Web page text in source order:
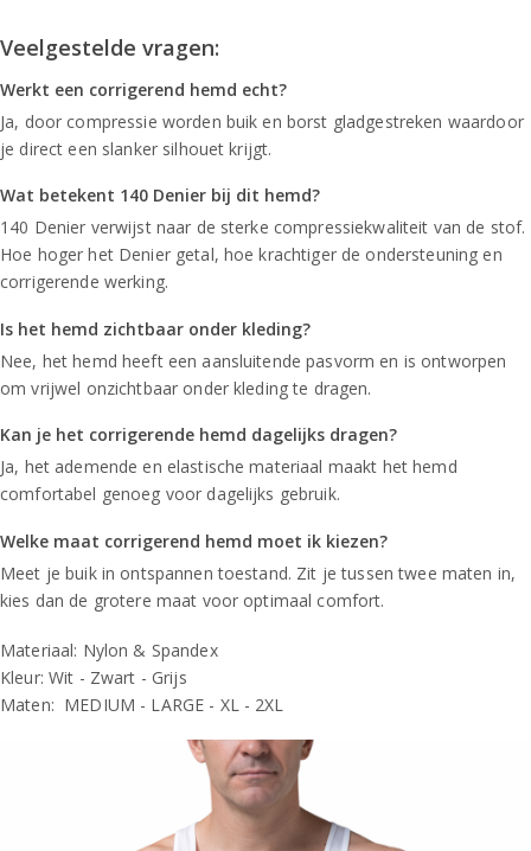
Veelgestelde vragen:
Werkt een corrigerend hemd echt?
Ja, door compressie worden buik en borst gladgestreken waardoor
je direct een slanker silhouet krijgt.
Wat betekent 140 Denier bij dit hemd?
140 Denier verwijst naar de sterke compressiekwaliteit van de stof.
Hoe hoger het Denier getal, hoe krachtiger de ondersteuning en
corrigerende werking.
Is het hemd zichtbaar onder kleding?
Nee, het hemd heeft een aansluitende pasvorm en is ontworpen
om vrijwel onzichtbaar onder kleding te dragen.
Kan je het corrigerende hemd dagelijks dragen?
Ja, het ademende en elastische materiaal maakt het hemd
comfortabel genoeg voor dagelijks gebruik.
Welke maat corrigerend hemd moet ik kiezen?
Meet je buik in ontspannen toestand. Zit je tussen twee maten in,
kies dan de grotere maat voor optimaal comfort.
Materiaal: Nylon & Spandex
Kleur: Wit - Zwart - Grijs
Maten: MEDIUM - LARGE - XL - 2XL